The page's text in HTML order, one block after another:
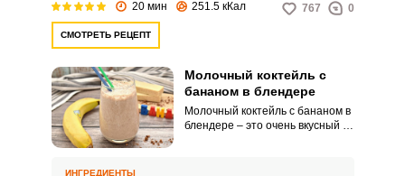
условиях.
20 мин 251.5 кКал 767 0
СМОТРЕТЬ РЕЦЕПТ
Молочный коктейль с
бананом в блендере
Молочный коктейль с бананом в
блендере – это очень вкусный и
ИНГРЕДИЕНТЫ